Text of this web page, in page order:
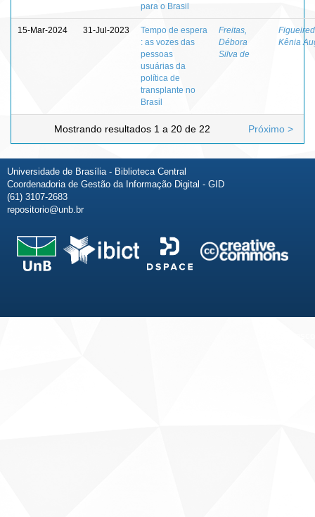
para o Brasil
15-Mar-2024 31-Jul-2023
Tempo de espera
: as vozes das
pessoas
usuárias da
política de
transplante no
Brasil
Freitas,
Débora
Silva de
Kênia
Mostrando resultados 1 a 20 de 22 Próximo >
Universidade de Brasília - Biblioteca Central
Coordenadoria de Gestão da Informação Digital - GID
(61) 3107-2683
repositorio@unb.br